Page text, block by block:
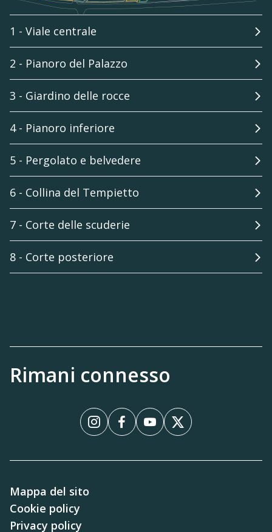
1 - Viale centrale
2 - Pianoro del Palazzo
3 - Giardino delle rocce
4 - Pianoro inferiore
5 - Pergolato e belvedere
6 - Collina del Tempietto
7 - Corte delle scuderie
8 - Corte posteriore
Rimani connesso
InstagramFacebookYouTube
X
Mappa del sito
Cookie policy
Privacy policy